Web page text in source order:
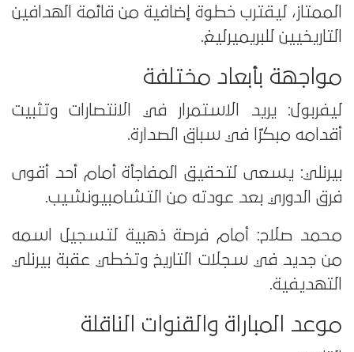
الممتاز، ليقترب خطوة إضافية من قائمة الهدافين
التاريخيين للبريميرليغ.
مواجهة بأبعاد مختلفة
ليفربول: يريد الاستمرار في الانتصارات وتثبيت
أقدامه مبكرًا في سباق الصدارة.
بيرنلي: يسعى لتحقيق المفاجأة أمام أحد أقوى
فرق الدوري بعد عودته من التشامبيونشيب.
محمد صلاح: أمام فرصة ذهبية لتسجيل اسمه
من جديد في سجلات التاريخ وتخطي عقبة بيرنلي
التهديفية.
موعد المباراة والقنوات الناقلة